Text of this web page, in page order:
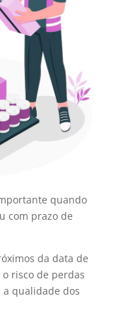
quando
com prazo de
da data de
risco de perdas
qualidade dos